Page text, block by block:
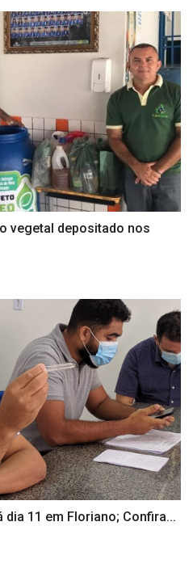
vegetal depositado nos
11 em Floriano; Confira...